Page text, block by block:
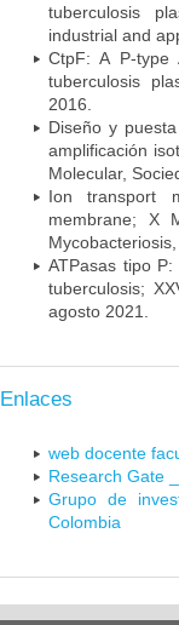
tuberculosis
industrial and
CtpF: A P-type
tuberculosis
2016.
Diseño y
amplificación
Molecular,
Ion transport
membrane; X
ATPasas tipo
tuberculosis;
agosto 2021.
Enlaces
web docente
Research Gate
Grupo de
Colombia